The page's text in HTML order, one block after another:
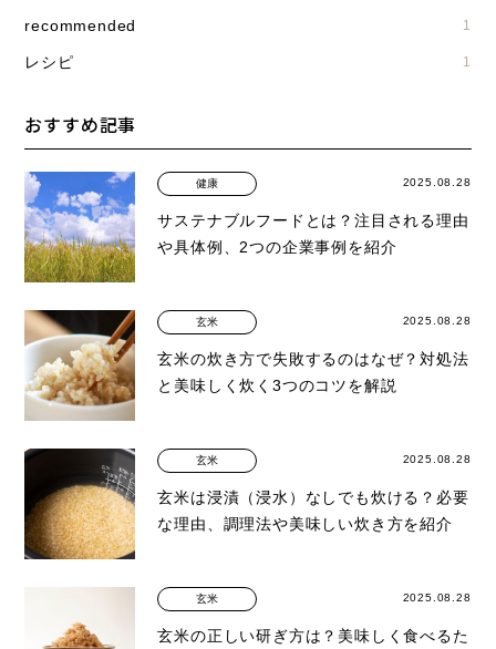
recommended 1
レシピ 1
おすすめ記事
健康 2025.08.28
サステナブルフードとは？注目される理由
や具体例、2つの企業事例を紹介
玄米 2025.08.28
玄米の炊き方で失敗するのはなぜ？対処法
と美味しく炊く3つのコツを解説
玄米 2025.08.28
玄米は浸漬（浸水）なしでも炊ける？必要
な理由、調理法や美味しい炊き方を紹介
玄米 2025.08.28
玄米の正しい研ぎ方は？美味しく食べるた